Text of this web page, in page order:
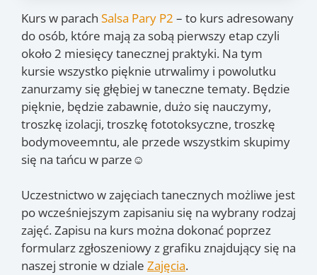
Zajęcia
16.03 (niedz.) , 23.03(niedz.) , 30.03(niedz.),
6.04 (niedz.), 13.04(niedz.) , 11.05(niedz.)
Kurs w parach Salsa Pary P2 – to kurs adresowany
do osób, które mają za sobą pierwszy etap czyli
około 2 miesięcy tanecznej praktyki. Na tym
kursie wszystko pięknie utrwalimy i powolutku
zanurzamy się głębiej w taneczne tematy. Będzie
pięknie, będzie zabawnie, dużo się nauczymy,
troszkę izolacji, troszkę fototoksyczne, troszkę
bodymoveemntu, ale przede wszystkim skupimy
się na tańcu w parze☺️
Uczestnictwo w zajęciach tanecznych możliwe jest
po wcześniejszym zapisaniu się na wybrany rodzaj
zajęć. Zapisu na kurs można dokonać poprzez
formularz zgłoszeniowy z grafiku znajdujący się na
naszej stronie w dziale Zajęcia.